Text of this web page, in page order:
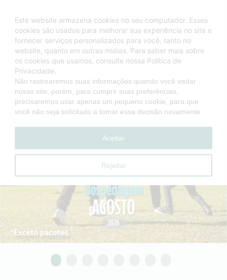
Este website armazena cookies no seu computador. Esses
cookies são usados ​​para melhorar sua experiência no site e
fornecer serviços personalizados para você, tanto no
website, quanto em outras mídias. Para saber mais sobre
os cookies que usamos, consulte nossa Política de
Privacidade.
Não rastrearemos suas informações quando você visitar
nosso site, porém, para cumprir suas preferências,
precisaremos usar apenas um pequeno cookie, para que
você não seja solicitado a tomar essa decisão novamente.
Rejeitar
Aceitar